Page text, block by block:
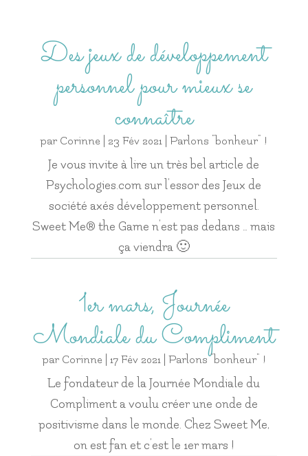
Des jeux de développement
personnel pour mieux se
connaître
par Corinne 23 Fév 2021 |Parlons "bonheur" !
Je vous invite à lire un très bel article de
Psychologies.com sur l’essor des Jeux de
société axés développement personnel.
Sweet Me® the Game n’est pas dedans … mais
ça viendra 🙂
1er mars, Journée
Mondiale du Compliment
par Corinne| 17 Fév 2021| Parlons "bonheur" !
Le fondateur de la Journée Mondiale du
Compliment a voulu créer une onde de
positivisme dans le monde. Chez Sweet Me,
on est fan et c’est le 1er mars !